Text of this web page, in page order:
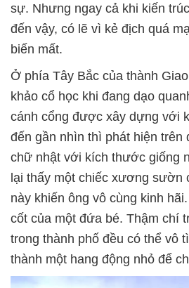
sự. Nhưng ngay cả khi kiến
đến vậy, có lẽ vì kẻ địch quá
biến mất.
Ở phía Tây Bắc của thành
khảo cổ học khi đang dạo
cánh cổng được xây dựng với
đến gần nhìn thì phát hiện trên
chữ nhật với kích thước giống
lại thấy một chiếc xương sườn
này khiến ông vô cùng kinh
cốt của một đứa bé. Thậm chí
trong thành phố đều có thể vô
thành một hang động nhỏ để